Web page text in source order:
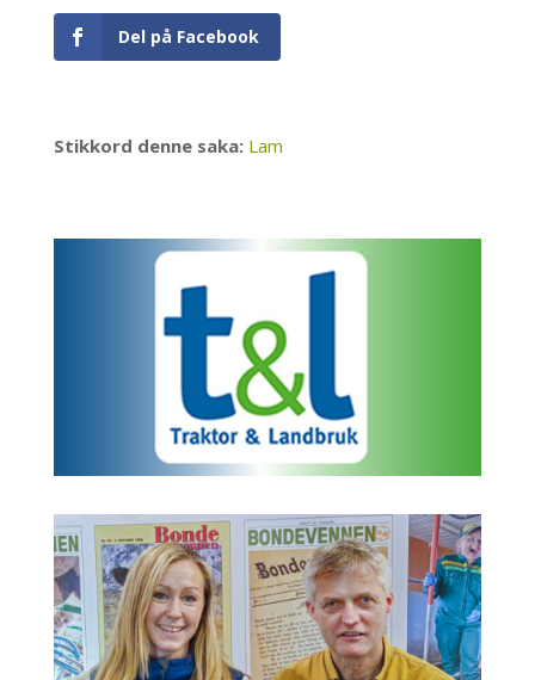
Del på Facebook
Stikkord denne saka: Lam